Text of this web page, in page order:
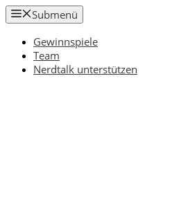
Zum
Inhalt
springen
Submenü
Gewinnspiele
Team
Nerdtalk unterstützen